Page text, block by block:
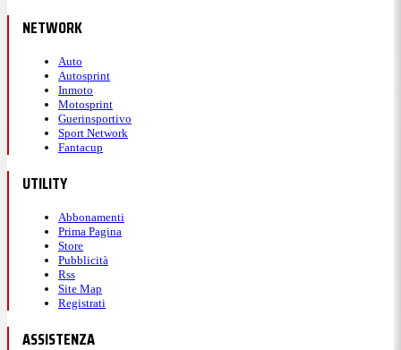
NETWORK
Auto
Autosprint
Inmoto
Motosprint
Guerinsportivo
Sport Network
Fantacup
UTILITY
Abbonamenti
Prima Pagina
Store
Pubblicità
Rss
Site Map
Registrati
ASSISTENZA